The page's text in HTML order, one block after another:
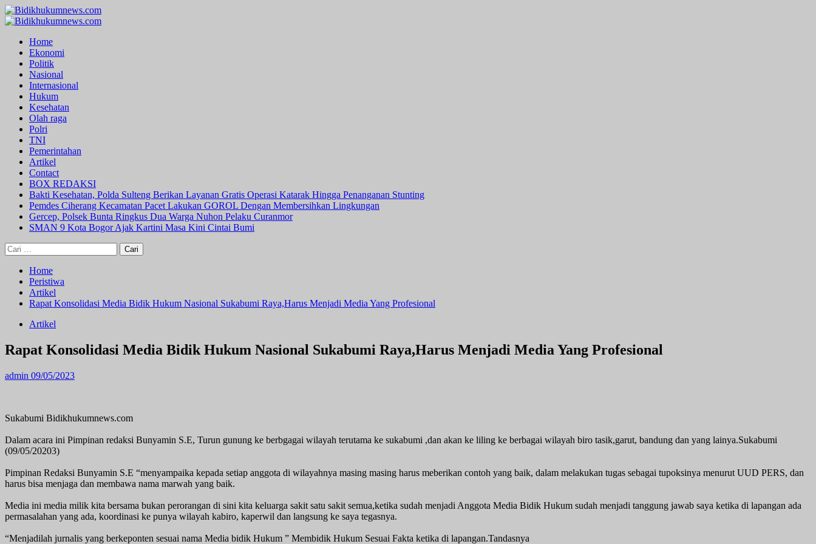
Skip
to
Primary
Home
Ekonomi
Politik
Nasional
Internasional
Hukum
Kesehatan
Olah raga
Polri
TNI
Pemerintahan
Artikel
Contact
BOX REDAKSI
Bakti Kesehatan, Polda Sulteng Berikan Layanan Gratis Operasi Katarak Hingga Penanganan Stunting
Pemdes Ciherang Kecamatan Pacet Lakukan GOROL Dengan Membersihkan Lingkungan
Gercep, Polsek Bunta Ringkus Dua Warga Nuhon Pelaku Curanmor
SMAN 9 Kota Bogor Ajak Kartini Masa Kini Cintai Bumi
Cari
untuk:
Home
Peristiwa
Artikel
Rapat Konsolidasi Media Bidik Hukum Nasional Sukabumi Raya,Harus Menjadi Media Yang Profesional
Artikel
Rapat Konsolidasi Media Bidik Hukum Nasional Sukabumi Raya,Harus Menjadi Media Yang Profesional
admin 09/05/2023
Sukabumi Bidikhukumnews.com
Dalam acara ini Pimpinan redaksi Bunyamin S.E, Turun gunung ke berbgagai wilayah terutama ke sukabumi ,dan akan ke liling ke berbagai wilayah biro tasik,garut, bandung dan yang lainya.Sukabumi
(09/05/20203)
Pimpinan Redaksi Bunyamin S.E “menyampaika kepada setiap anggota di wilayahnya masing masing harus meberikan contoh yang baik, dalam melakukan tugas sebagai tupoksinya menurut UUD PERS, dan
harus bisa menjaga dan membawa nama marwah yang baik.
Media ini media milik kita bersama bukan perorangan di sini kita keluarga sakit satu sakit semua,ketika sudah menjadi Anggota Media Bidik Hukum sudah menjadi tanggung jawab saya ketika di lapangan ada
permasalahan yang ada, koordinasi ke punya wilayah kabiro, kaperwil dan langsung ke saya tegasnya.
“Menjadilah jurnalis yang berkeponten sesuai nama Media bidik Hukum ” Membidik Hukum Sesuai Fakta ketika di lapangan.Tandasnya